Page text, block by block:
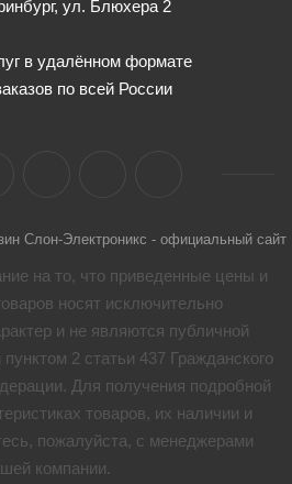
ул. Блюхера 2
в удалённом формате
по всей России
Слон-Электроникс - официальный сайт
на то, что приведенные цены и
носят исключительно
и не являются публичной
2 статьи 437 Гражданского
Для получения подробной
товaров, их наличии и
пожалуйста, с менеджерами
компании.